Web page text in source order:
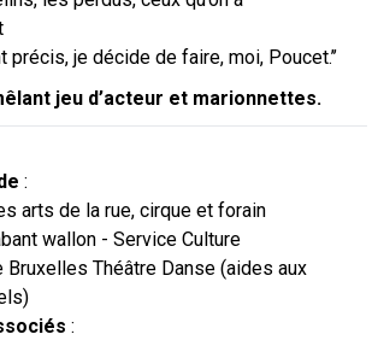
précis, je décide de faire, moi, Poucet.’’
jeu d’acteur et marionnettes.
:
arts de la rue, cirque et forain
wallon - Service Culture
Bruxelles Théâtre Danse (aides aux
: